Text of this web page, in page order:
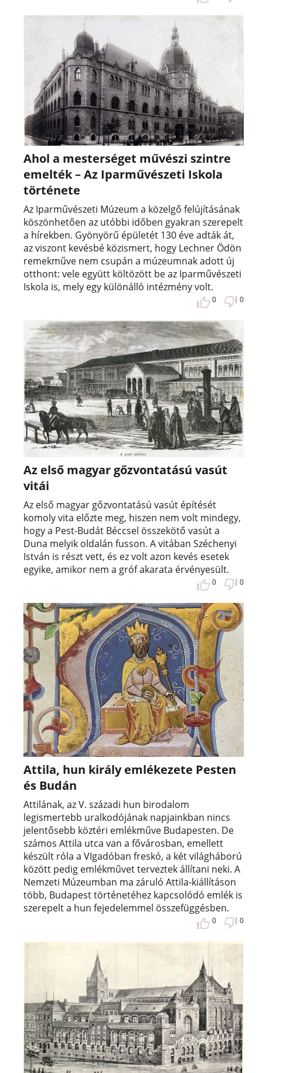
Ahol a mesterséget művészi szintre
emelték – Az Iparművészeti Iskola
története
Az Iparművészeti Múzeum a közelgő felújításának
köszönhetően az utóbbi időben gyakran szerepelt
a hírekben. Gyönyörű épületét 130 éve adták át,
az viszont kevésbé közismert, hogy Lechner Ödön
remekműve nem csupán a múzeumnak adott új
otthont: vele együtt költözött be az Iparművészeti
Iskola is, mely egy különálló intézmény volt.
0 0
Az első magyar gőzvontatású vasút
vitái
Az első magyar gőzvontatású vasút építését
komoly vita előzte meg, hiszen nem volt mindegy,
hogy a Pest-Budát Béccsel összekötő vasút a
Duna melyik oldalán fusson. A vitában Széchenyi
István is részt vett, és ez volt azon kevés esetek
egyike, amikor nem a gróf akarata érvényesült.
0 0
Attila, hun király emlékezete Pesten
és Budán
Attilának, az V. századi hun birodalom
legismertebb uralkodójának napjainkban nincs
jelentősebb köztéri emlékműve Budapesten. De
számos Attila utca van a fővárosban, emellett
készült róla a VIgadóban freskó, a két világháború
között pedig emlékművet terveztek állítani neki. A
Nemzeti Múzeumban ma záruló Attila-kiállításon
több, Budapest történetéhez kapcsolódó emlék is
szerepelt a hun fejedelemmel összefüggésben.
0 0